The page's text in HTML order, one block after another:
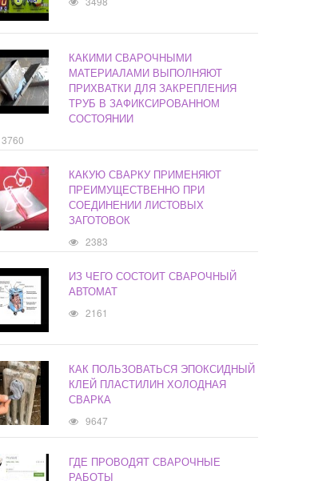
КАКИМИ СВАРОЧНЫМИ
МАТЕРИАЛАМИ ВЫПОЛНЯЮТ
ПРИХВАТКИ ДЛЯ ЗАКРЕПЛЕНИЯ
ТРУБ В ЗАФИКСИРОВАННОМ
СОСТОЯНИИ
3760
КАКУЮ СВАРКУ ПРИМЕНЯЮТ
ПРЕИМУЩЕСТВЕННО ПРИ
СОЕДИНЕНИИ ЛИСТОВЫХ
ЗАГОТОВОК
2383
ИЗ ЧЕГО СОСТОИТ СВАРОЧНЫЙ
АВТОМАТ
2161
КАК ПОЛЬЗОВАТЬСЯ ЭПОКСИДНЫЙ
КЛЕЙ ПЛАСТИЛИН ХОЛОДНАЯ
СВАРКА
9647
ГДЕ ПРОВОДЯТ СВАРОЧНЫЕ
РАБОТЫ